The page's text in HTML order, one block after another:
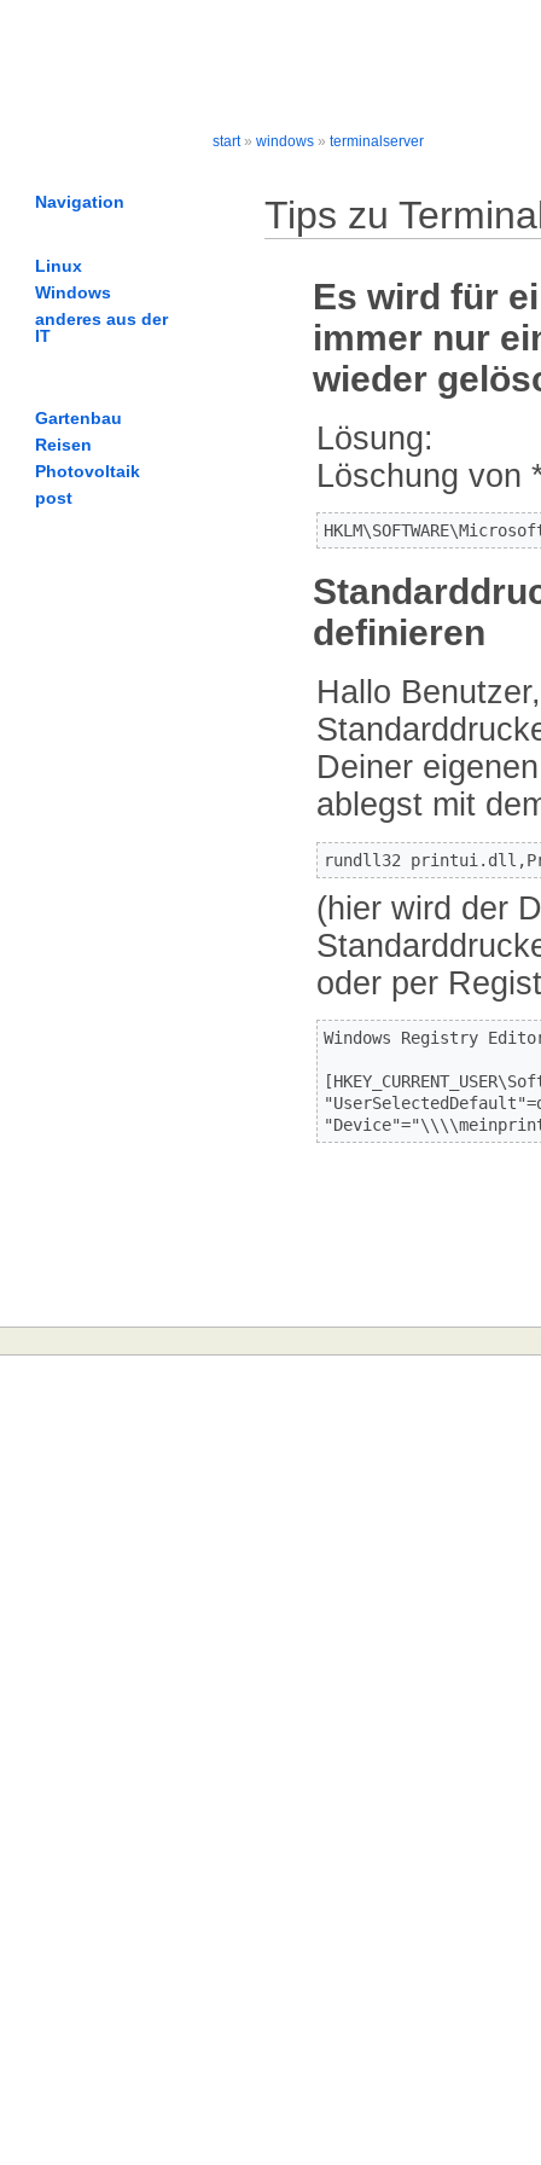
Navigation
Linux
Windows
anderes aus der
IT
Gartenbau
Reisen
Photovoltaik
post
start» windows » terminalserver
Tips zu
Es wird für
immer nur
wieder
Lösung:
Löschung von
definieren
Hallo
Deiner
ablegst mit
rundll32
(hier wird der
oder per
Windows Registry